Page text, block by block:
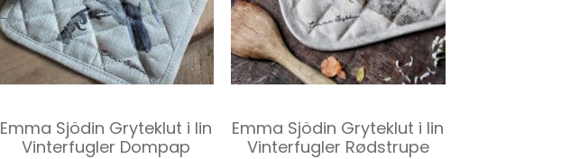
Emma Sjödin Gryteklut i lin
Vinterfugler Dompap
Emma Sjödin Gryteklut i lin
Vinterfugler Rødstrupe